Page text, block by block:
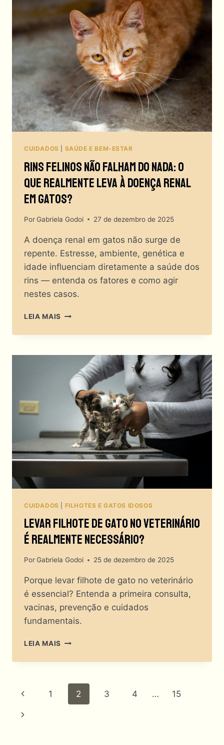
VERDADE
SOBRE
A
TROCA
PELO
GATO!
CUIDADOS SAÚDE E BEM-ESTAR
Rins Felinos Não Falham Do Nada: O
Que Realmente Leva À Doença Renal
Em Gatos?
PorGabriela Godoi 27 de dezembro de 2025
A doença renal em gatos não surge de
repente. Estresse, ambiente, genética e
idade influenciam diretamente a saúde dos
rins — entenda os fatores e como agir
nestes casos.
LEIA MAIS RINS
NÃO
DO
NADA:
QUE
REALMENTE
LEVA
DOENÇA
RENAL
EM
GATOS?
CUIDADOS FILHOTES E GATOS IDOSOS
Levar Filhote De Gato No Veterinário
É Realmente Necessário?
PorGabriela Godoi 25 de dezembro de 2025
Porque levar filhote de gato no veterinário
é essencial? Entenda a primeira consulta,
vacinas, prevenção e cuidados
fundamentais.
LEIA MAIS LEVAR
DE
NO
VETERINÁRIO
Navegação
Da
Página
Anterior
1 2 3 4 … 15
Página